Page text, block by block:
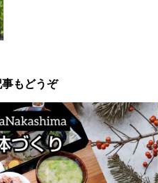
もどうぞ